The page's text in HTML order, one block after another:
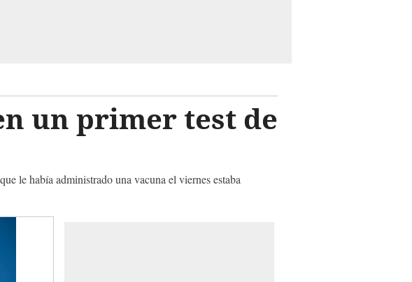
un primer test de
le había administrado una vacuna el viernes estaba